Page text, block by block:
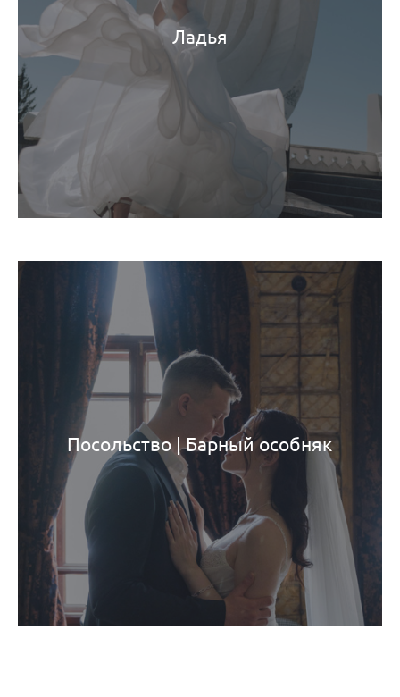
Ладья
Посольство | Барный особняк